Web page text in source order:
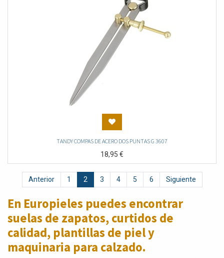
TANDY COMPAS DE ACERO DOS PUNTAS G 3607
18,95€
Anterior 1 2 3 4 5 6 Siguiente
En Europieles puedes encontrar
suelas de zapatos,curtidos de
calidad, plantillas de piel y
maquinaria para calzado.